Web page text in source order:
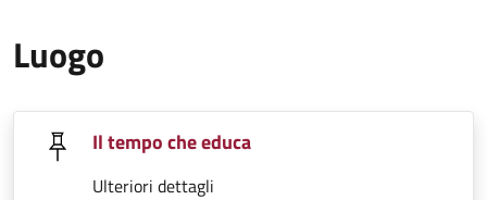
Luogo
Il tempo che educa
Ulteriori dettagli